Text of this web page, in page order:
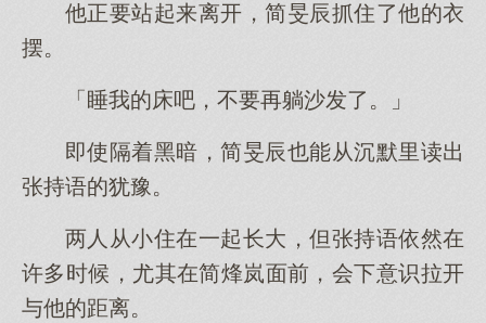
他正要站起来离开，简旻辰抓住了他的衣
摆。
「睡我的床吧，不要再躺沙发了。」
即使隔着黑暗，简旻辰也能从沉默里读出
张持语的犹豫。
两人从小住在一起长大，但张持语依然在
许多时候，尤其在简烽岚面前，会下意识拉开
与他的距离。